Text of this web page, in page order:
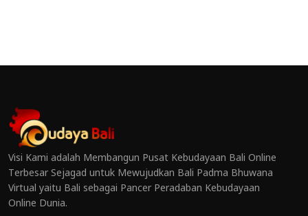
Visi Kami adalah Membangun Pusat Kebudayaan Bali Online
Terbesar Sejagad untuk Mewujudkan Bali Padma Bhuwana
Virtual yaitu Bali sebagai Pancer Peradaban Kebudayaan
Online Dunia.